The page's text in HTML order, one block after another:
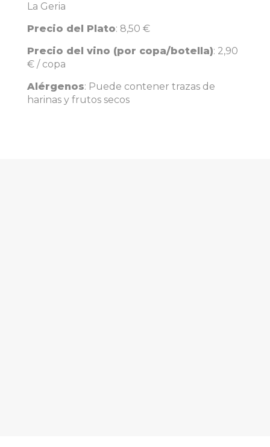
La Geria
Precio del Plato: 8,50 €
Precio del vino (por copa/botella): 2,90
€ / copa
Alérgenos: Puede contener trazas de
harinas y frutos secos